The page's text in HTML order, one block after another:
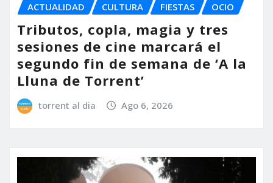
ACTUALIDAD CULTURA FIESTAS OCIO
Tributos, copla, magia y tres
sesiones de cine marcará el
segundo fin de semana de ‘A la
Lluna de Torrent’
torrent al dia Ago 6, 2026